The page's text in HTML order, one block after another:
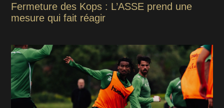
Fermeture des Kops : L’ASSE prend une
mesure qui fait réagir